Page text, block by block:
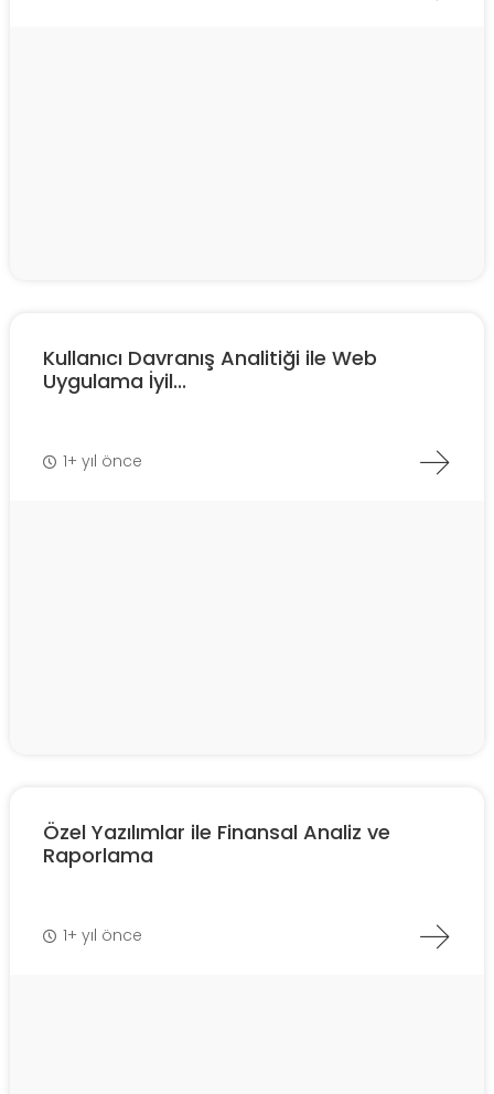
Kullanıcı Davranış Analitiği ile Web
Uygulama İyil...
1+ yıl önce
Özel Yazılımlar ile Finansal Analiz ve
Raporlama
1+ yıl önce